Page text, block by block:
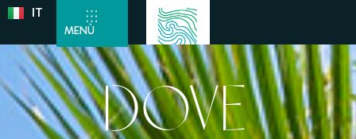
IT
DE
MENÙ
DOVE